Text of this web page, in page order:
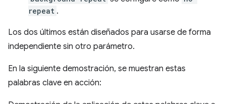
repeat .
Los dos últimos están diseñados para usarse de forma
independiente sin otro parámetro.
En la siguiente demostración, se muestran estas
palabras clave en acción: